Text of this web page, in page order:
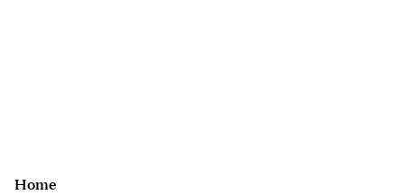
Home